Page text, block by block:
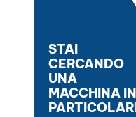
STAI
CERCANDO
UNA
MACCHINA IN